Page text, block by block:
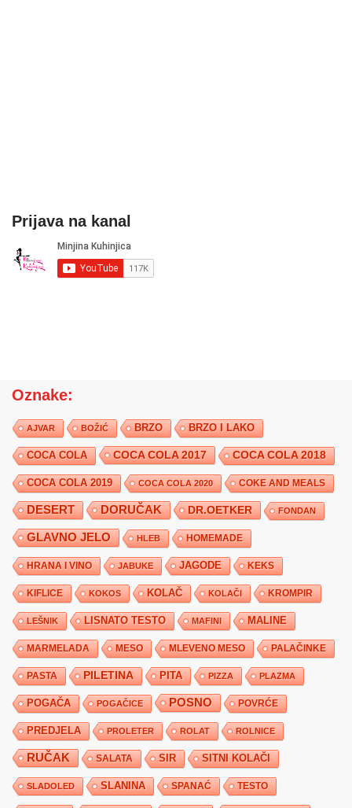
Prijava na kanal
Oznake:
AJVAR BOŽIĆ BRZO BRZO I LAKO
COCA COLA COCA COLA 2017 COCA COLA 2018
COCA COLA 2019 COCA COLA 2020 COKE AND MEALS
DESERT DORUČAK DR.OETKER FONDAN
GLAVNO JELO HLEB HOMEMADE
HRANA I VINO JABUKE JAGODE KEKS
KIFLICE KOKOS KOLAČ KOLAČI KROMPIR
LEŠNIK LISNATO TESTO MAFINI MALINE
MARMELADA MESO MLEVENO MESO PALAČINKE
PASTA PILETINA PITA PIZZA PLAZMA
POGAČA POGAČICE POSNO POVRĆE
PREDJELA PROLETER ROLAT ROLNICE
RUČAK SALATA SIR SITNI KOLAČI
SLADOLED SLANINA SPANAĆ TESTO